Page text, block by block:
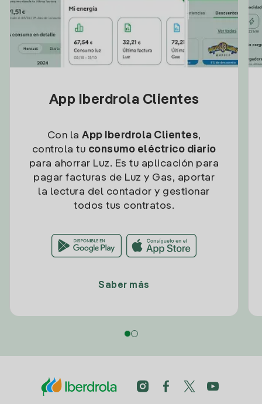
App Iberdrola Clientes
Con la App Iberdrola Clientes,
controla tu consumo eléctrico diario
para ahorrar Luz. Es tu aplicación para
pagar facturas de Luz y Gas, aportar
la lectura del contador y gestionar
todos tus contratos.
Saber más